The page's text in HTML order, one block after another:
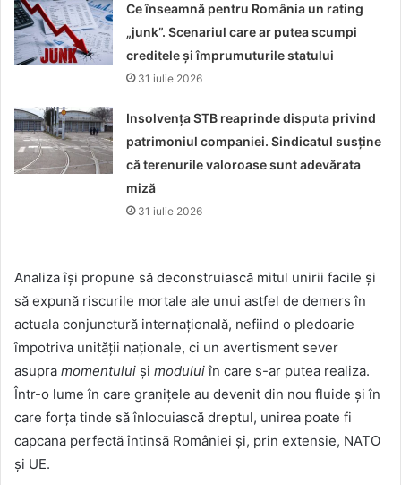
Ce înseamnă pentru România un rating
„junk”. Scenariul care ar putea scumpi
creditele și împrumuturile statului
31 iulie 2026
Insolvența STB reaprinde disputa privind
patrimoniul companiei. Sindicatul susține
că terenurile valoroase sunt adevărata
miză
31 iulie 2026
Analiza își propune să deconstruiască mitul unirii facile și
să expună riscurile mortale ale unui astfel de demers în
actuala conjunctură internațională, nefiind o pledoarie
împotriva unității naționale, ci un avertisment sever
asupra momentului și moduluiîn care s-ar putea realiza.
Într-o lume în care granițele au devenit din nou fluide și în
care forța tinde să înlocuiască dreptul, unirea poate fi
capcana perfectă întinsă României și, prin extensie, NATO
și UE.